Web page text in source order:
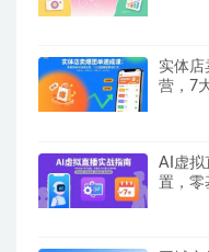
实体店
营，7
AI虚拟
置，零